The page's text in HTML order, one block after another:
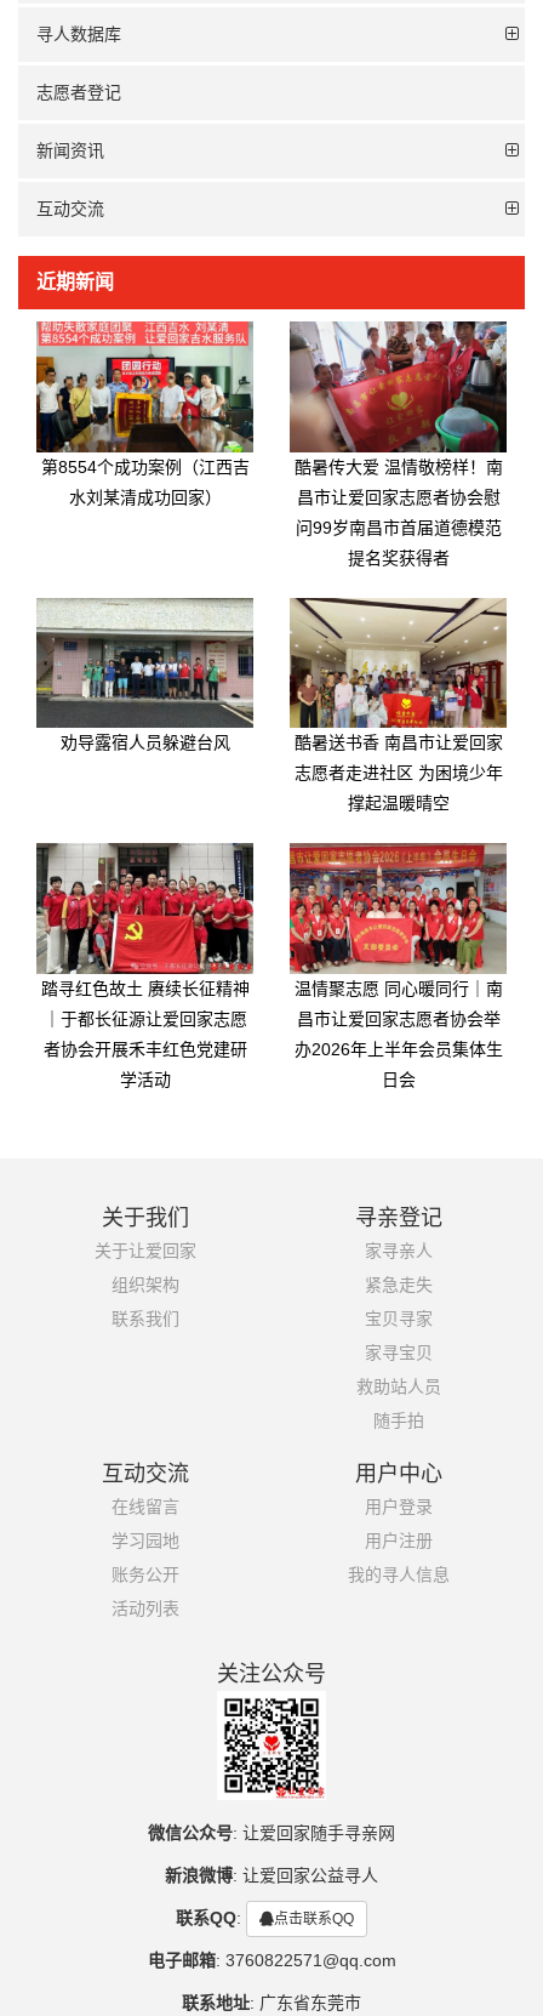
寻人数据库
志愿者登记
新闻资讯
互动交流
近期新闻
第8554个成功案例（江西吉
水刘某清成功回家）
酷暑传大爱 温情敬榜样！南
昌市让爱回家志愿者协会慰
问99岁南昌市首届道德模范
提名奖获得者
劝导露宿人员躲避台风
酷暑送书香 南昌市让爱回家
志愿者走进社区 为困境少年
撑起温暖晴空
踏寻红色故土 赓续长征精神
｜于都长征源让爱回家志愿
者协会开展禾丰红色党建研
学活动
温情聚志愿 同心暖同行｜南
昌市让爱回家志愿者协会举
办2026年上半年会员集体生
日会
关于我们
关于让爱回家
组织架构
联系我们
寻亲登记
家寻亲人
紧急走失
宝贝寻家
家寻宝贝
救助站人员
随手拍
互动交流
在线留言
学习园地
账务公开
活动列表
用户中心
用户登录
用户注册
我的寻人信息
关注公众号
微信公众号: 让爱回家随手寻亲网
新浪微博: 让爱回家公益寻人
联系QQ: 点击联系QQ
电子邮箱: 3760822571@qq.com
联系地址: 广东省东莞市